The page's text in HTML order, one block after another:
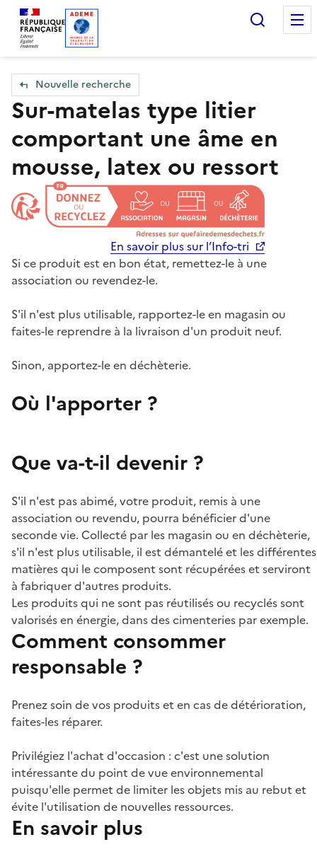
Accueil — Que Faire de mes objets & déchets
Nouvelle recherche
Sur-matelas type litier
comportant une âme en
mousse, latex ou ressort
En savoir plus sur l’Info-tri
Si ce produit est en bon état, remettez-le à une
association ou revendez-le.
S'il n'est plus utilisable, rapportez-le en magasin ou
faites-le reprendre à la livraison d'un produit neuf.
Sinon, apportez-le en déchèterie.
Où l'apporter ?
Que va-t-il devenir ?
S'il n'est pas abimé, votre produit, remis à une
association ou revendu, pourra bénéficier d'une
seconde vie. Collecté par les magasin ou en déchèterie,
s'il n'est plus utilisable, il est démantelé et les différentes
matières qui le composent sont récupérées et serviront
à fabriquer d'autres produits.
Les produits qui ne sont pas réutilisés ou recyclés sont
valorisés en énergie, dans des cimenteries par exemple.
Comment consommer
responsable ?
Prenez soin de vos produits et en cas de détérioration,
faites-les réparer.
Privilégiez l'achat d'occasion : c'est une solution
intéressante du point de vue environnemental
puisqu'elle permet de limiter les objets mis au rebut et
évite l'utilisation de nouvelles ressources.
En savoir plus